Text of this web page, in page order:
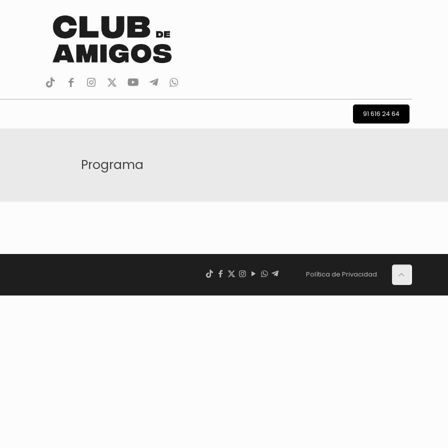
tiktokfacebookinstagram
TwitterYoutubeTelegramwhatsapp
91 616 24 64
Programa
Política de Privacidad